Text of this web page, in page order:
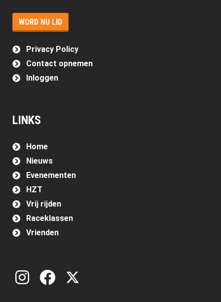
WORD NU LID
Privacy Policy
Contact opnemen
Inloggen
LINKS
Home
Nieuws
Evenementen
HZT
Vrij rijden
Raceklassen
Vrienden